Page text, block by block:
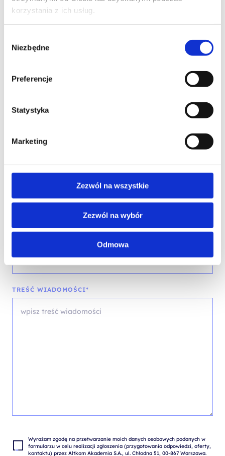
korzystania z ich usług.
zgody
Niezbędne
Preferencje
Statystyka
Marketing
Zezwól na wszystkie
Zezwól na wybór
Odmowa
IMIĘ I NAZWISKO*
WOJEWÓDZTWO*
TREŚĆ WIADOMOŚCI*
Wyrażam zgodę na przetwarzanie moich danych osobowych podanych w
formularzu w celu realizacji zgłoszenia (przygotowania odpowiedzi, oferty,